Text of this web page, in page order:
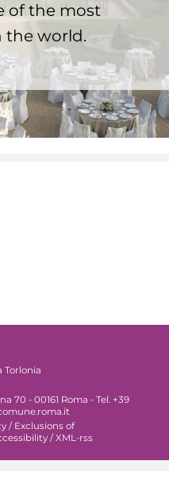
of the most
the world.
Torlonia
70 - 00161 Roma - Tel. +39
/ Exclusions of
/ XML-rss